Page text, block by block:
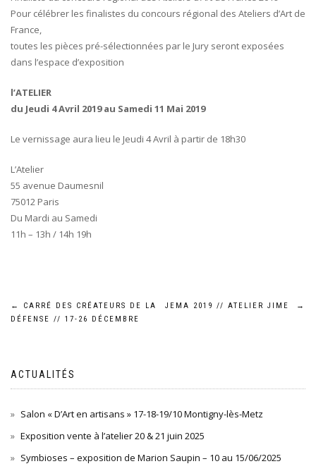
Pour célébrer les finalistes du concours régional des Ateliers d’Art de
France,
toutes les pièces pré-sélectionnées par le Jury seront exposées
dans l’espace d’exposition
l’ATELIER
du Jeudi 4 Avril 2019 au Samedi 11 Mai 2019
Le vernissage aura lieu le Jeudi 4 Avril à partir de 18h30
L’Atelier
55 avenue Daumesnil
75012 Paris
Du Mardi au Samedi
11h – 13h / 14h 19h
Navigation
l’article
←
CARRÉ DES CRÉATEURS DE LA
DÉFENSE // 17-26 DÉCEMBRE
JEMA 2019 // ATELIER JIME →
ACTUALITÉS
Salon « D’Art en artisans » 17-18-19/10 Montigny-lès-Metz
Exposition vente à l’atelier 20 & 21 juin 2025
Symbioses – exposition de Marion Saupin – 10 au 15/06/2025